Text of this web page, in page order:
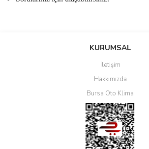
Bu ürüne ilk yorumu siz yapın!
Yorum Yaz
KURUMSAL
İletişim
Hakkımızda
Bursa Oto Klima